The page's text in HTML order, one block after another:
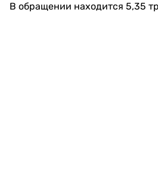
В обращении находится 5,35